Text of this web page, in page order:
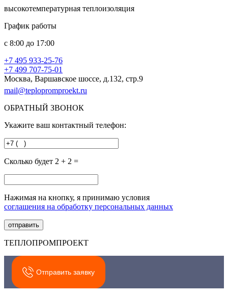
высокотемпературная теплоизоляция
График работы
с 8:00 до 17:00
+7 495 933-25-76
+7 499 707-75-01
Москва, Варшавское шоссе, д.132, стр.9
mail@teplopromproekt.ru
ОБРАТНЫЙ ЗВОНОК
Укажите ваш контактный телефон:
Сколько будет 2 + 2 =
Нажимая на кнопку, я принимаю условия
соглашения на обработку персональных данных
ТЕПЛОПРОМПРОЕКТ
Отправить заявку